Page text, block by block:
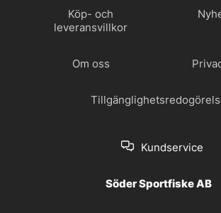
Köp- och
leveransvillkor
Om oss
Kundservice
Söder Sportfiske AB